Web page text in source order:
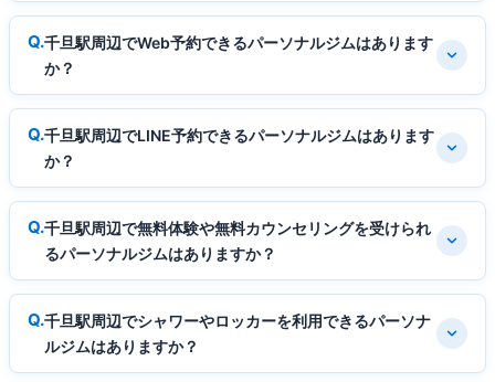
千旦駅周辺でWeb予約できるパーソナルジムはあります
か？
千旦駅周辺でLINE予約できるパーソナルジムはあります
か？
千旦駅周辺で無料体験や無料カウンセリングを受けられ
るパーソナルジムはありますか？
千旦駅周辺でシャワーやロッカーを利用できるパーソナ
ルジムはありますか？